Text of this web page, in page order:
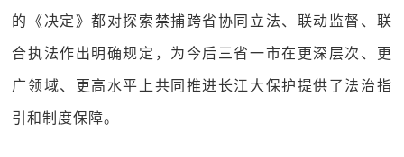
的《决定》都对探索禁捕跨省协同立法、联动监督、联
合执法作出明确规定，为今后三省一市在更深层次、更
广领域、更高水平上共同推进长江大保护提供了法治指
引和制度保障。